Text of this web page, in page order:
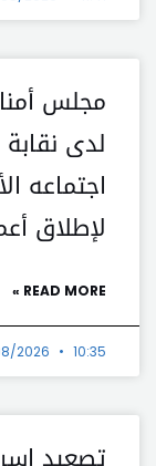
مجلس
لدى
اجتماعه
لإطلاق
READ MORE »
2026 10:35 ص